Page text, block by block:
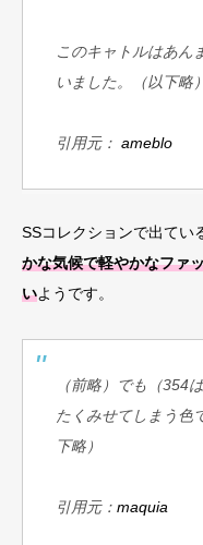
このキャトルはあん
いました。（以下略）
引用元： ameblo
SSコレクションで出てい
かな気候で軽やかなファ
いようです。
（前略）でも（354
たくみせてしまう
下略）
引用元： maquia